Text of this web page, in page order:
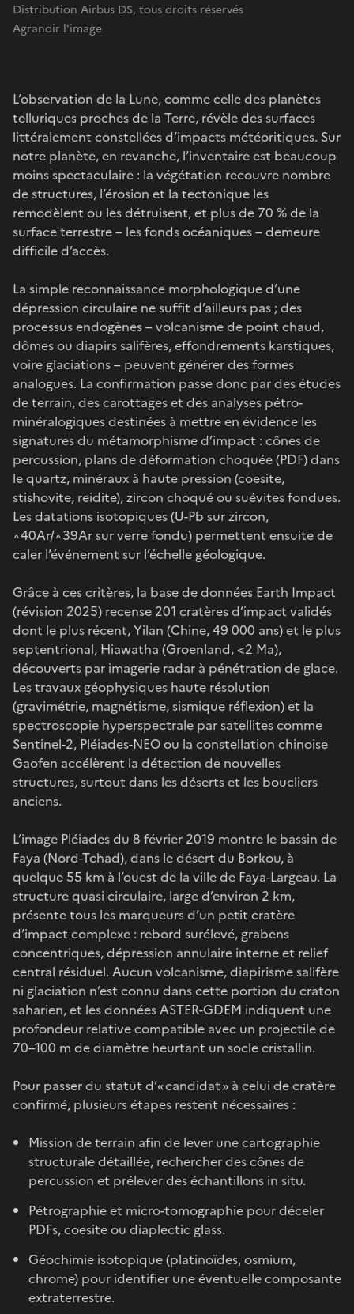
Distribution Airbus DS, tous droits réservés
Agrandir l'image
L’observation de la Lune, comme celle des planètes
telluriques proches de la Terre, révèle des surfaces
littéralement constellées d’impacts météoritiques. Sur
notre planète, en revanche, l’inventaire est beaucoup
moins spectaculaire : la végétation recouvre nombre
de structures, l’érosion et la tectonique les
remodèlent ou les détruisent, et plus de 70 % de la
surface terrestre – les fonds océaniques – demeure
difficile d’accès.
La simple reconnaissance morphologique d’une
dépression circulaire ne suffit d’ailleurs pas ; des
processus endogènes – volcanisme de point chaud,
dômes ou diapirs salifères, effondrements karstiques,
voire glaciations – peuvent générer des formes
analogues. La confirmation passe donc par des études
de terrain, des carottages et des analyses pétro-
minéralogiques destinées à mettre en évidence les
signatures du métamorphisme d’impact : cônes de
percussion, plans de déformation choquée (PDF) dans
le quartz, minéraux à haute pression (coesite,
stishovite, reidite), zircon choqué ou suévites fondues.
Les datations isotopiques (U-Pb sur zircon,
^40Ar/^39Ar sur verre fondu) permettent ensuite de
caler l’événement sur l’échelle géologique.
Grâce à ces critères, la base de données Earth Impact
(révision 2025) recense 201 cratères d’impact validés
dont le plus récent, Yilan (Chine, 49 000 ans) et le plus
septentrional, Hiawatha (Groenland, <2 Ma),
découverts par imagerie radar à pénétration de glace.
Les travaux géophysiques haute résolution
(gravimétrie, magnétisme, sismique réflexion) et la
spectroscopie hyperspectrale par satellites comme
Sentinel-2, Pléiades-NEO ou la constellation chinoise
Gaofen accélèrent la détection de nouvelles
structures, surtout dans les déserts et les boucliers
anciens.
L’image Pléiades du 8 février 2019 montre le bassin de
Faya (Nord-Tchad), dans le désert du Borkou, à
quelque 55 km à l’ouest de la ville de Faya-Largeau. La
structure quasi circulaire, large d’environ 2 km,
présente tous les marqueurs d’un petit cratère
d’impact complexe : rebord surélevé, grabens
concentriques, dépression annulaire interne et relief
central résiduel. Aucun volcanisme, diapirisme salifère
ni glaciation n’est connu dans cette portion du craton
saharien, et les données ASTER-GDEM indiquent une
profondeur relative compatible avec un projectile de
70–100 m de diamètre heurtant un socle cristallin.
Pour passer du statut d’« candidat » à celui de cratère
confirmé, plusieurs étapes restent nécessaires :
Mission de terrain afin de lever une cartographie
structurale détaillée, rechercher des cônes de
percussion et prélever des échantillons in situ.
Pétrographie et micro-tomographie pour déceler
PDFs, coesite ou diaplectic glass.
Géochimie isotopique (platinoïdes, osmium,
chrome) pour identifier une éventuelle composante
extraterrestre.